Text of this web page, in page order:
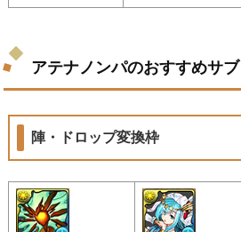
アテナノンパのおすすめサブ
陣・ドロップ変換枠